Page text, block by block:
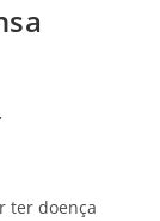
ter doença